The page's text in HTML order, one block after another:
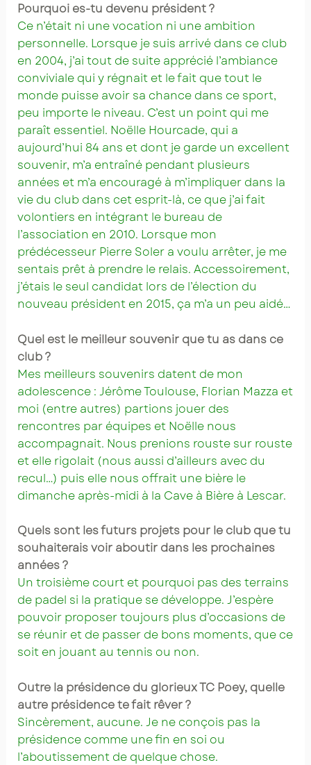
Pourquoi es-tu devenu président ?
Ce n’était ni une vocation ni une ambition
personnelle. Lorsque je suis arrivé dans ce club
en 2004, j’ai tout de suite apprécié l’ambiance
conviviale qui y régnait et le fait que tout le
monde puisse avoir sa chance dans ce sport,
peu importe le niveau. C’est un point qui me
paraît essentiel. Noëlle Hourcade, qui a
aujourd’hui 84 ans et dont je garde un excellent
souvenir, m’a entraîné pendant plusieurs
années et m’a encouragé à m’impliquer dans la
vie du club dans cet esprit-là, ce que j’ai fait
volontiers en intégrant le bureau de
l’association en 2010. Lorsque mon
prédécesseur Pierre Soler a voulu arrêter, je me
sentais prêt à prendre le relais. Accessoirement,
j’étais le seul candidat lors de l’élection du
nouveau président en 2015, ça m’a un peu aidé…
Quel est le meilleur souvenir que tu as dans ce
club ?
Mes meilleurs souvenirs datent de mon
adolescence : Jérôme Toulouse, Florian Mazza et
moi (entre autres) partions jouer des
rencontres par équipes et Noëlle nous
accompagnait. Nous prenions rouste sur rouste
et elle rigolait (nous aussi d’ailleurs avec du
recul…) puis elle nous offrait une bière le
dimanche après-midi à la Cave à Bière à Lescar.
Quels sont les futurs projets pour le club que tu
souhaiterais voir aboutir dans les prochaines
années ?
Un troisième court et pourquoi pas des terrains
de padel si la pratique se développe. J’espère
pouvoir proposer toujours plus d’occasions de
se réunir et de passer de bons moments, que ce
soit en jouant au tennis ou non.
Outre la présidence du glorieux TC Poey, quelle
autre présidence te fait rêver ?
Sincèrement, aucune. Je ne conçois pas la
présidence comme une fin en soi ou
l’aboutissement de quelque chose.